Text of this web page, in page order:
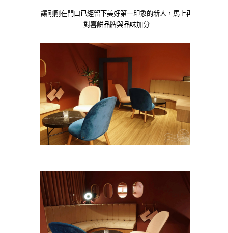
讓剛剛在門口已經留下美好第一印象的新人，馬上再
對喜餅品牌與品味加分